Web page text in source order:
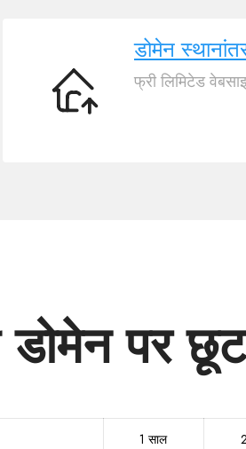
डोमेन
डोमेन
फ्री लिमिटेड
डोमेन पर
1 साल